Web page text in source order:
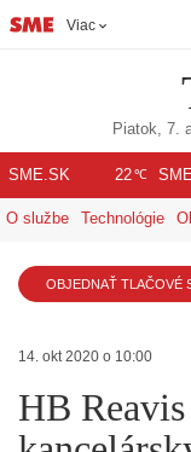
Viac
Piatok, 7.
SME.SK 22℃
O službe Technológie
OBJEDNAŤ TLAČOVÉ
14. okt 2020 o 10:00
HB